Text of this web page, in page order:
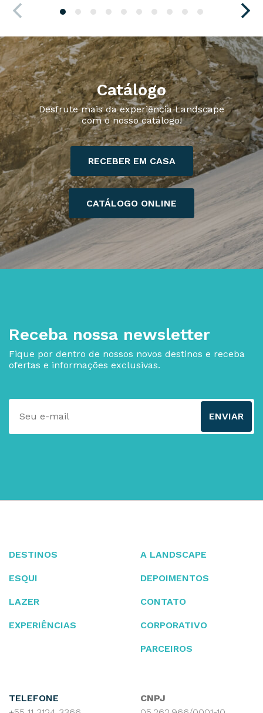
Catálogo
Desfrute mais da experiência Landscape
com o nosso catálogo!
RECEBER EM CASA
CATÁLOGO ONLINE
Receba nossa newsletter
Fique por dentro de nossos novos destinos e receba
ofertas e informações exclusivas.
ENVIAR
DESTINOS
ESQUI
LAZER
EXPERIÊNCIAS
A LANDSCAPE
DEPOIMENTOS
CONTATO
CORPORATIVO
PARCEIROS
TELEFONE
CNPJ